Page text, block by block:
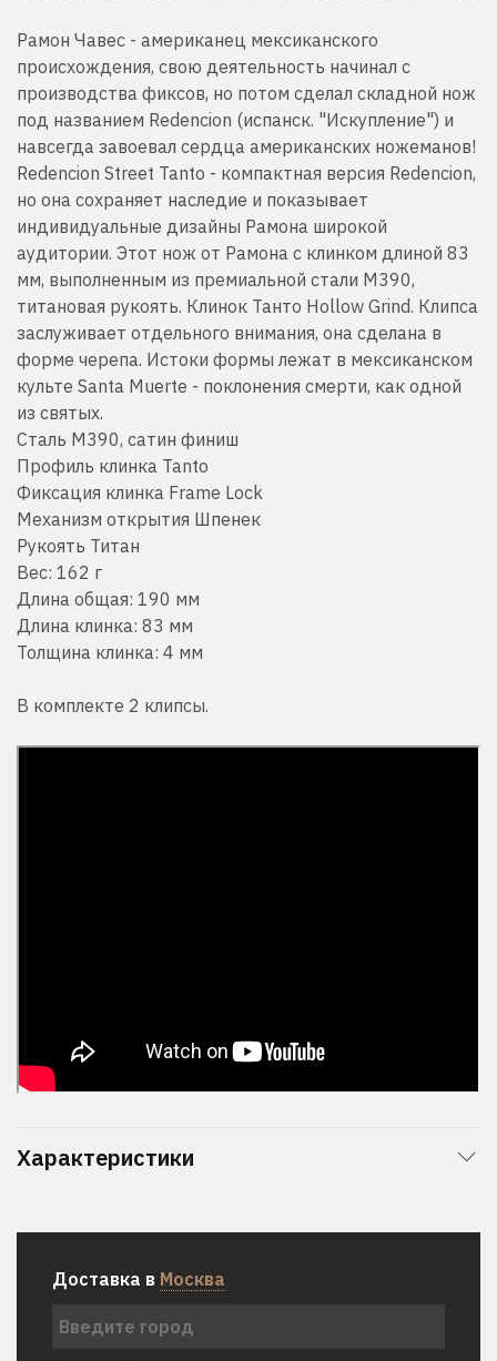
Рамон Чавес - американец мексиканского
происхождения, свою деятельность начинал с
производства фиксов, но потом сделал складной нож
под названием Redencion (испанск. "Искупление") и
навсегда завоевал сердца американских ножеманов!
Redencion Street Tanto - компактная версия Redencion,
но она сохраняет наследие и показывает
индивидуальные дизайны Рамона широкой
аудитории. Этот нож от Рамона с клинком длиной 83
мм, выполненным из премиальной стали M390,
титановая рукоять. Клинок Танто Hollow Grind. Клипса
заслуживает отдельного внимания, она сделана в
форме черепа. Истоки формы лежат в мексиканском
культе Santa Muerte - поклонения смерти, как одной
из святых.
Сталь M390, сатин финиш
Профиль клинка Tanto
Фиксация клинка Frame Lock
Механизм открытия Шпенек
Рукоять Титан
Вес: 162 г
Длина общая: 190 мм
Длина клинка: 83 мм
Толщина клинка: 4 мм
В комплекте 2 клипсы.
Характеристики
Доставка в Москва